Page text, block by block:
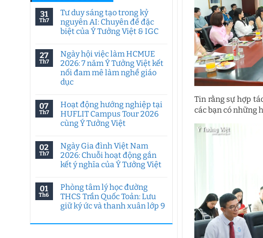
31
Th7
Tư duy sáng tạo trong kỷ
nguyên AI: Chuyên đề đặc
biệt của Ý Tưởng Việt & IGC
bình
luận
ở
Tư
duy
sáng
kỷ
nguyên
AI:
Chuyên
biệt
của
Ý
Tưởng
Việt
27
Th7
Ngày hội việc làm HCMUE
2026: 7 năm Ý Tưởng Việt kết
nối đam mê làm nghề giáo
dục
bình
luận
ở
Ngày
làm
HCMUE
2026:
7
năm
Việt
kết
nối
đam
nghề
07
Th7
Hoạt động hướng nghiệp tại
HUFLIT Campus Tour 2026
cùng Ý Tưởng Việt
bình
luận
ở
Hoạt
nghiệp
tại
HUFLIT
Campus
Tour
cùng
02
Th7
Ngày Gia đình Việt Nam
2026: Chuỗi hoạt động gắn
kết ý nghĩa của Ý Tưởng Việt
bình
luận
ở
Ngày
Gia
Việt
01
Th6
Phòng tâm lý học đường
THCS Trần Quốc Toản: Lưu
giữ ký ức và thanh xuân lớp 9
có
Tin rằng sự hợp
các bạn có những